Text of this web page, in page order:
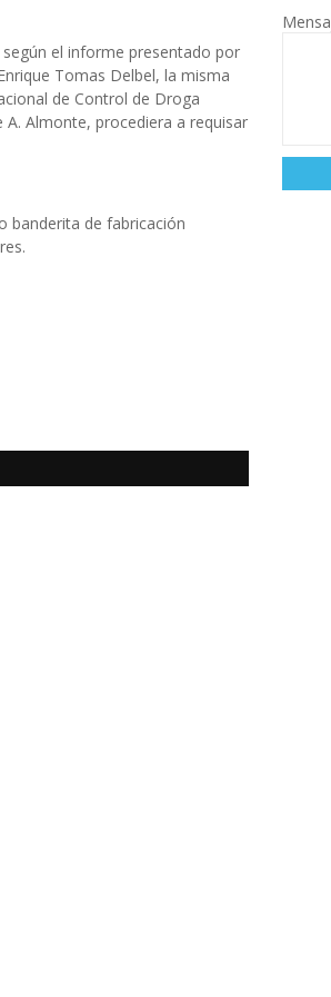
el informe presentado por
Tomas Delbel, la misma
de Control de Droga
Almonte, procediera a requisar
banderita de fabricación